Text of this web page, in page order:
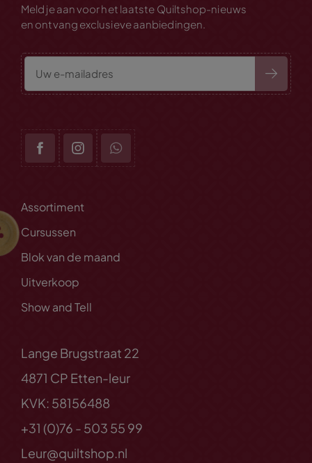
Meld je aan voor het laatste Quiltshop-nieuws
en ontvang exclusieve aanbiedingen.
Assortiment
Cursussen
Blok van de maand
Uitverkoop
Show and Tell
Lange Brugstraat 22
4871 CP Etten-leur
KVK: 58156488
+31 (0)76 - 503 55 99
Leur@quiltshop.nl